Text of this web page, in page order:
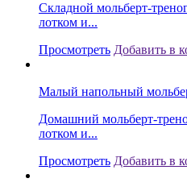
Складной мольберт-
лотком и...
Просмотреть Добавить в
Малый напольный
Домашний мольберт-
лотком и...
Просмотреть Добавить в